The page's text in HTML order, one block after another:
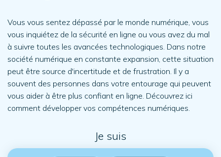
Vous vous sentez dépassé par le monde numérique, vous
vous inquiétez de la sécurité en ligne ou vous avez du mal
à suivre toutes les avancées technologiques. Dans notre
société numérique en constante expansion, cette situation
peut être source d'incertitude et de frustration. Il y a
souvent des personnes dans votre entourage qui peuvent
vous aider à être plus confiant en ligne. Découvrez ici
comment développer vos compétences numériques.
Je suis